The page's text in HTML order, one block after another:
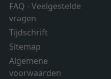
FAQ - Veelgestelde
vragen
Tijdschrift
Sitemap
Algemene
voorwaarden